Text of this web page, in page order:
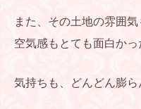
また、その土地の雰囲気
空気感もとても面白か
気持ちも、どんどん膨